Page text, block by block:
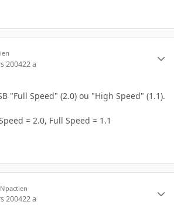
200422 a
"Full Speed" (2.0) ou "High Speed" (1.1).
= 2.0, Full Speed = 1.1
200422 a